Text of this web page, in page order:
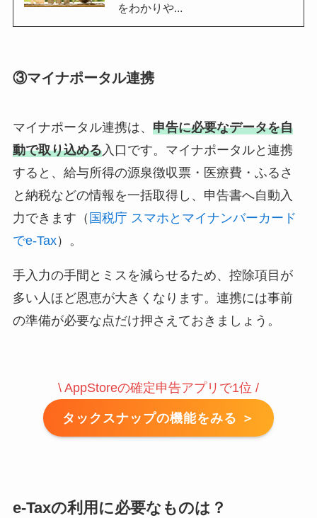
をわかりや...
③マイナポータル連携
マイナポータル連携は、 申告に必要なデータを自
動で取り込める入口です。マイナポータルと連携
すると、給与所得の源泉徴収票・医療費・ふるさ
と納税などの情報を一括取得し、申告書へ自動入
力できます（ 国税庁 スマホとマイナンバーカード
でe-Tax）。
手入力の手間とミスを減らせるため、控除項目が
多い人ほど恩恵が大きくなります。連携には事前
の準備が必要な点だけ押さえておきましょう。
\ AppStoreの確定申告アプリで1位 /
タックスナップの機能をみる ＞
e-Taxの利用に必要なものは？